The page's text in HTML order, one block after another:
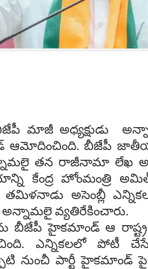
మాజీ అధ్యక్షుడు
ఆమోదించింది. బీజేపీ జాతీయ
తన రాజీనామా లేఖ
కేంద్ర హోంమంత్రి
అసెంబ్లీ
అన్నామలై వ్యతిరేకించారు.
బీజేపీ హైకమాండ్ ఆ రాష్ట్ర
ఎన్నికలలో పోటీ
నుంచీ పార్టీ హైకమాండ్ పై